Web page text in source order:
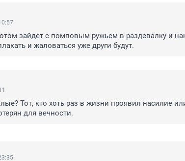
зайдет с помповым ружьем в раздевалку и
и жаловаться уже други будут.
Тот, кто хоть раз в жизни проявил насилие
для вечности.